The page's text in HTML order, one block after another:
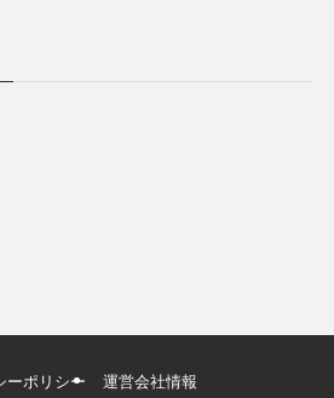
ーポリシー 運営会社情報